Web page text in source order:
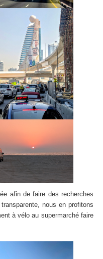
afin de faire des recherches
nous en profitons
à vélo au supermarché faire